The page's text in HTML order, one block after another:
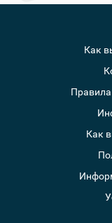
Как
Как